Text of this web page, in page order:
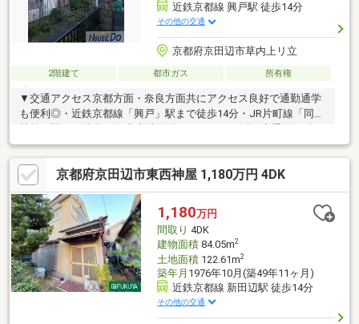
近鉄京都線 興戸駅 徒歩14分
その他の交通
京都府京田辺市草内上リ立
2階建て 都市ガス 所有権
▼交通アクセス京都方面・奈良方面共にアクセス良好で通勤通学
も便利◎・近鉄京都線「興戸」駅まで徒歩14分・JR片町線「同志
いを身近に感じる、自然豊かで閑静な住宅地◆豊富な収納スペー
スで住空間もスッキリ広々◆徒歩10分圏内には教育施設や買い物
施設が充実◎▼周辺環境・業務スーパー京田辺店まで徒歩2分・ロ
ーソン京田辺草内店まで徒歩4分・草内郵便局まで徒歩6分・京都
田辺中央病院まで徒歩22分・駅直結大型ショッピングモールのア
ルプラザ京田辺まで車で6分
京都府京田辺市東西神屋 1,180万円 4DK
1,180万円
間取り 4DK
建物面積84.05m2
土地面積122.61m2
築年月 1976年10月(築49年11ヶ月)
近鉄京都線 新田辺駅 徒歩14分
その他の交通